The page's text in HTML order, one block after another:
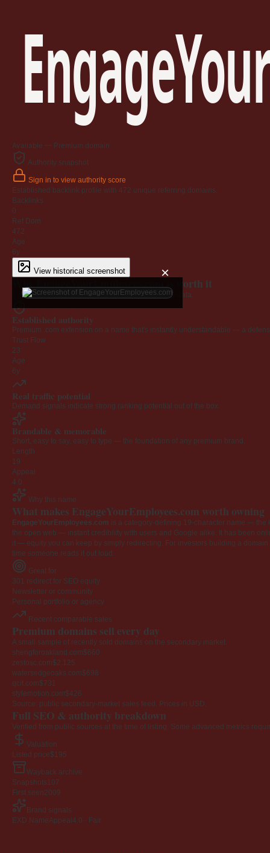
Available — Premium domain
Authority snapshot
Sign in to view authority score
Established backlink profile with 472 unique referring domains.
Backlinks
0
Ref Dom
472
Age
6y
View historical screenshot ×
Why EngageYourEmployees.com is worth it
Every claim below is backed by verified third-party data.
Established authority
Premium .com extension on a name that's instantly understandable — a
Trust Flow
23
Age
6y
Real traffic potential
Demand signals indicate strong ranking potential out of the box.
Brandable & memorable
Short, easy to say, easy to type — the foundation of any premium brand.
Length
19
Appeal
4.0
Why this name
What makes EngageYourEmployees.com worth owning
EngageYourEmployees.com is a category-defining 19-character name — the
the open web — instant credibility with users and Google alike. It has been
it — equity you can keep by simply redirecting. For investors building a
time someone reads it out loud.
Great for
301 redirect for SEO equity
Newsletter or community
Personal portfolio or agency
Recent comparable sales
Premium domains sell every day
A small sample of recently sold domains on the secondary market.
shengforoakland.com$660
zestosc.com$2,125
watersedgeoaks.com$698
qcit.com$731
stylemotion.com$426
Source: public secondary-market sales feed. Prices in USD.
Full SEO & authority breakdown
Verified from public sources at the time of listing. Some advanced metrics
Valuation
Listed price$195
Wayback archive
Snapshots 107
First seen2009
Brand signals
EXD NameAppeal4.0 · Fair